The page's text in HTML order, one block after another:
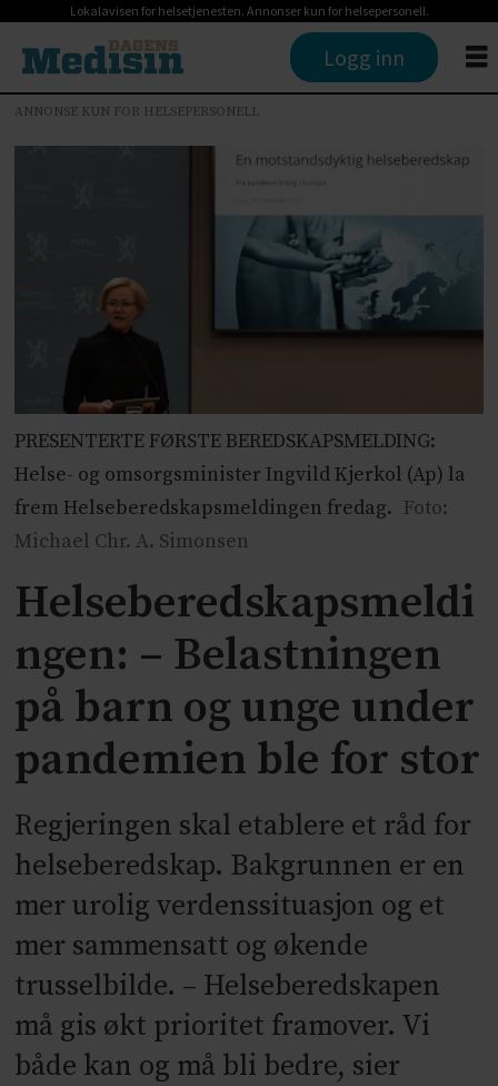
Lokalavisen for helsetjenesten. Annonser kun for helsepersonell.
Logg inn
ANNONSE KUN FOR HELSEPERSONELL
PRESENTERTE FØRSTE BEREDSKAPSMELDING:
Helse- og omsorgsminister Ingvild Kjerkol (Ap) la
frem Helseberedskapsmeldingen fredag. Foto:
Michael Chr. A. Simonsen
Helseberedskapsmeldi
ngen: – Belastningen
på barn og unge under
pandemien ble for stor
Regjeringen skal etablere et råd for
helseberedskap. Bakgrunnen er en
mer urolig verdenssituasjon og et
mer sammensatt og økende
trusselbilde. – Helseberedskapen
må gis økt prioritet framover. Vi
både kan og må bli bedre, sier